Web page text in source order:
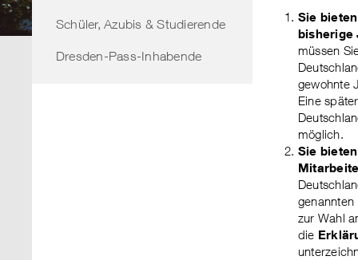
Schüler, Azubis & Studierende
Dresden-Pass-Inhabende
Sie
bisherige
müssen
gewohnte
Eine
möglich.
Sie
zur Wahl
die